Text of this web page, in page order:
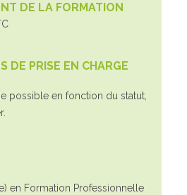
DE LA FORMATION
DE PRISE EN CHARGE
possible en fonction du statut,
en Formation Professionnelle